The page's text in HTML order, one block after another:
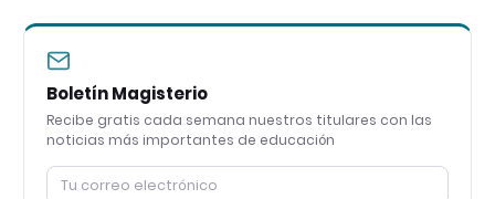
Boletín Magisterio
Recibe gratis cada semana nuestros titulares con las
noticias más importantes de educación